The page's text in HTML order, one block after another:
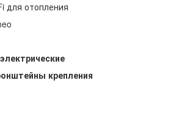
для отопления
крепления